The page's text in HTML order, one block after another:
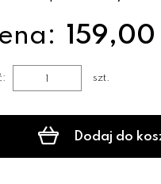
159,00
szt.
Dodaj do